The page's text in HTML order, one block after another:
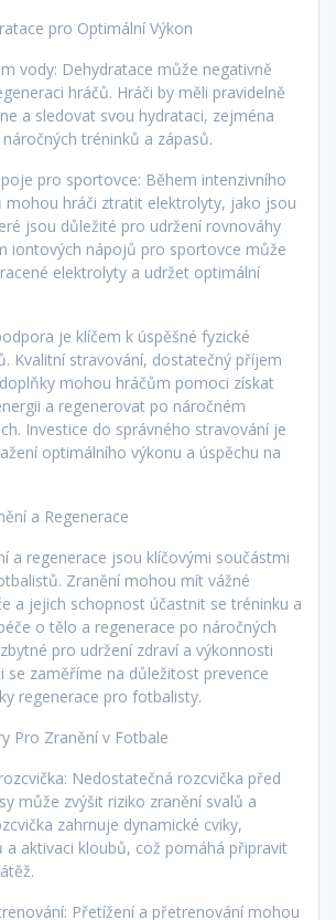
pro Optimální Výkon
vody: Dehydratace může negativně
hráčů. Hráči by měli pravidelně
a sledovat svou hydrataci, zejména
tréninků a zápasů.
pro sportovce: Během intenzivního
mohou hráči ztratit elektrolyty, jako jsou
jsou důležité pro udržení rovnováhy
iontových nápojů pro sportovce může
elektrolyty a udržet optimální
je klíčem k úspěšné fyzické
Kvalitní stravování, dostatečný příjem
mohou hráčům pomoci získat
a regenerovat po náročném
Investice do správného stravování je
optimálního výkonu a úspěchu na
a Regenerace
a regenerace jsou klíčovými součástmi
Zranění mohou mít vážné
a jejich schopnost účastnit se tréninku a
o tělo a regenerace po náročných
pro udržení zdraví a výkonnosti
se zaměříme na důležitost prevence
regenerace pro fotbalisty.
Pro Zranění v Fotbale
Nedostatečná rozcvička před
může zvýšit riziko zranění svalů a
zahrnuje dynamické cviky,
a aktivaci kloubů, což pomáhá připravit
Přetížení a přetrenování mohou